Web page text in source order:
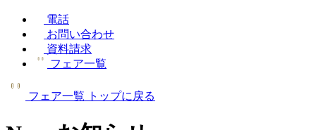
電話
お問い合わせ
資料請求
フェア一覧
フェア一覧 トップに戻る